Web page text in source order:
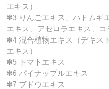
エキス）
✽3 りんごエキス、ハトムギ
エキス、アセロラエキス、コ
✽4 混合植物エキス（デキス
エキス）
✽5 トマトエキス
✽6 パイナップルエキス
✽7 ブドウエキス